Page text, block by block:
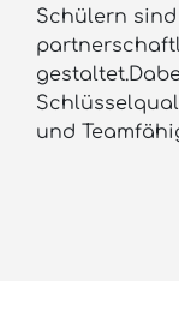
Schülern
und